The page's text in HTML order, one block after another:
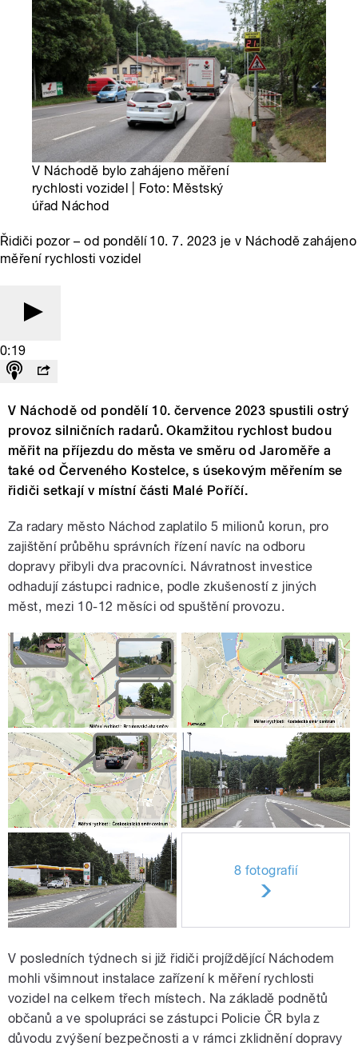
V Náchodě bylo zahájeno měření
rychlosti vozidel | Foto: Městský
úřad Náchod
Řidiči pozor – od pondělí 10. 7. 2023 je v Náchodě zahájeno
měření rychlosti vozidel
0:19
V Náchodě od pondělí 10. července 2023 spustili ostrý
provoz silničních radarů. Okamžitou rychlost budou
měřit na příjezdu do města ve směru od Jaroměře a
také od Červeného Kostelce, s úsekovým měřením se
řidiči setkají v místní části Malé Poříčí.
Za radary město Náchod zaplatilo 5 milionů korun, pro
zajištění průběhu správních řízení navíc na odboru
dopravy přibyli dva pracovníci. Návratnost investice
odhadují zástupci radnice, podle zkušeností z jiných
měst, mezi 10-12 měsíci od spuštění provozu.
8 fotografií
V posledních týdnech si již řidiči projíždějící Náchodem
mohli všimnout instalace zařízení k měření rychlosti
vozidel na celkem třech místech. Na základě podnětů
občanů a ve spolupráci se zástupci Policie ČR byla z
důvodu zvýšení bezpečnosti a v rámci zklidnění dopravy